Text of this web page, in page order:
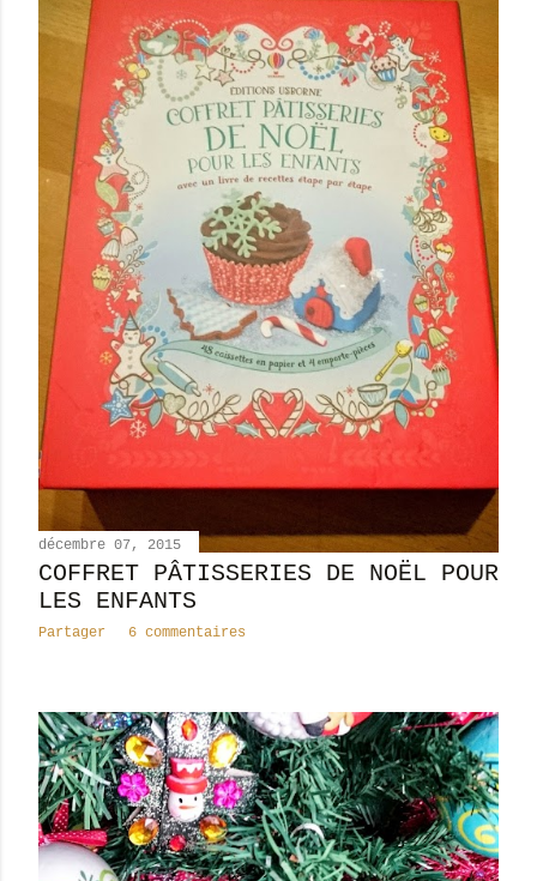
décembre 07, 2015
COFFRET PÂTISSERIES DE NOËL POUR
LES ENFANTS
Partager 6 commentaires